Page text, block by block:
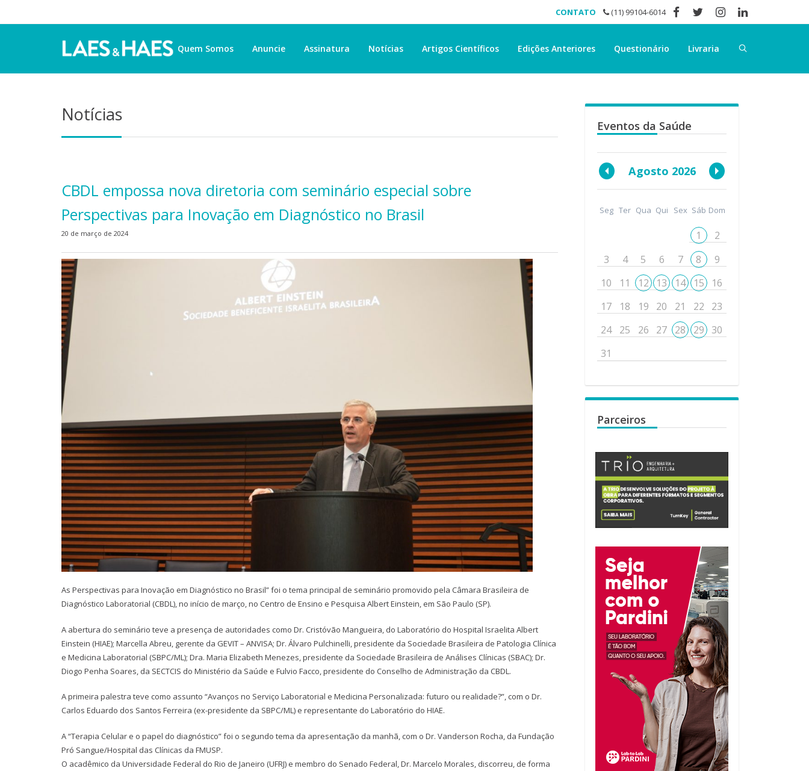
CONTATO (11) 99104-6014
Quem Somos Anuncie Assinatura Notícias Artigos Científicos Edições Anteriores Questionário Livraria
Notícias
CBDL empossa nova diretoria com seminário especial sobre
Perspectivas para Inovação em Diagnóstico no Brasil
20 de março de 2024
As Perspectivas para Inovação em Diagnóstico no Brasil” foi o tema principal de seminário promovido pela Câmara Brasileira de
Diagnóstico Laboratorial (CBDL), no início de março, no Centro de Ensino e Pesquisa Albert Einstein, em São Paulo (SP).
A abertura do seminário teve a presença de autoridades como Dr. Cristóvão Mangueira, do Laboratório do Hospital Israelita Albert
Einstein (HIAE); Marcella Abreu, gerente da GEVIT – ANVISA; Dr. Álvaro Pulchinelli, presidente da Sociedade Brasileira de Patologia Clínica
e Medicina Laboratorial (SBPC/ML); Dra. Maria Elizabeth Menezes, presidente da Sociedade Brasileira de Análises Clínicas (SBAC); Dr.
Diogo Penha Soares, da SECTCIS do Ministério da Saúde e Fulvio Facco, presidente do Conselho de Administração da CBDL.
A primeira palestra teve como assunto “Avanços no Serviço Laboratorial e Medicina Personalizada: futuro ou realidade?”, com o Dr.
Carlos Eduardo dos Santos Ferreira (ex-presidente da SBPC/ML) e representante do Laboratório do HIAE.
A “Terapia Celular e o papel do diagnóstico” foi o segundo tema da apresentação da manhã, com o Dr. Vanderson Rocha, da Fundação
Pró Sangue/Hospital das Clínicas da FMUSP.
O acadêmico da Universidade Federal do Rio de Janeiro (UFRJ) e membro do Senado Federal, Dr. Marcelo Morales, discorreu, de forma
Eventos da Saúde
Agosto 2026
Seg Ter Qua Qui Sex Sáb Dom
1
2
3
4 5 6 7 8
9
10
11 12 13 14 15
16
17
18 19 20 21 22
23
24
25 26 27 28 29
30
31
Parceiros